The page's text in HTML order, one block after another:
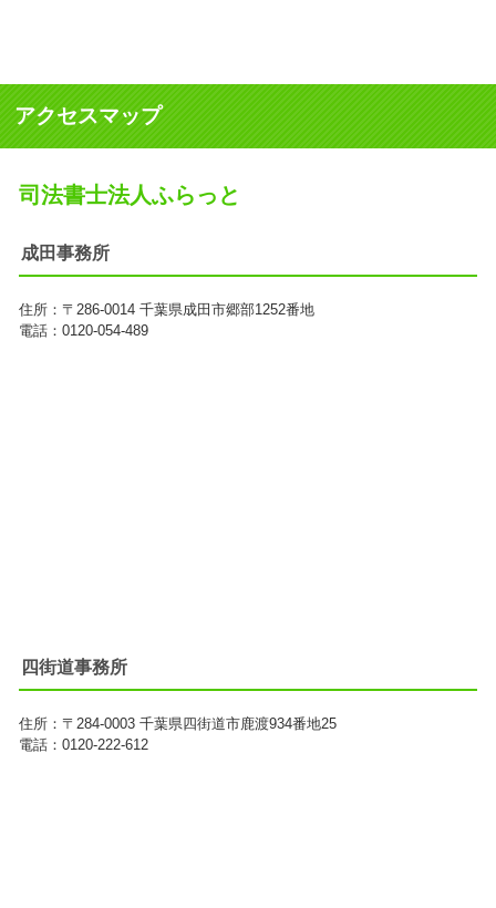
アクセスマップ
司法書士法人ふらっと
成田事務所
住所： 〒286-0014 千葉県成田市郷部1252番地
電話：0120-054-489
四街道事務所
住所： 〒284-0003 千葉県四街道市鹿渡934番地25
電話：0120-222-612